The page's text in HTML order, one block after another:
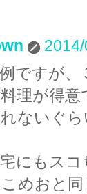
ですが
理が得
ないぐ
にもス
こめおと